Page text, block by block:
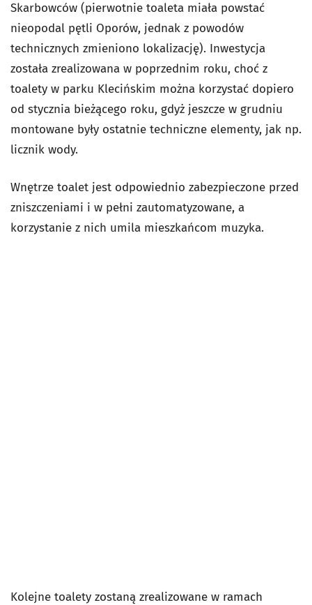
Skarbowców (pierwotnie toaleta miała powstać
nieopodal pętli Oporów, jednak z powodów
technicznych zmieniono lokalizację). Inwestycja
została zrealizowana w poprzednim roku, choć z
toalety w parku Klecińskim można korzystać dopiero
od stycznia bieżącego roku, gdyż jeszcze w grudniu
montowane były ostatnie techniczne elementy, jak np.
licznik wody.
Wnętrze toalet jest odpowiednio zabezpieczone przed
zniszczeniami i w pełni zautomatyzowane, a
korzystanie z nich umila mieszkańcom muzyka.
Kolejne toalety zostaną zrealizowane w ramach